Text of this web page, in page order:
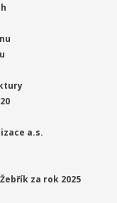
a.s.
za rok 2025